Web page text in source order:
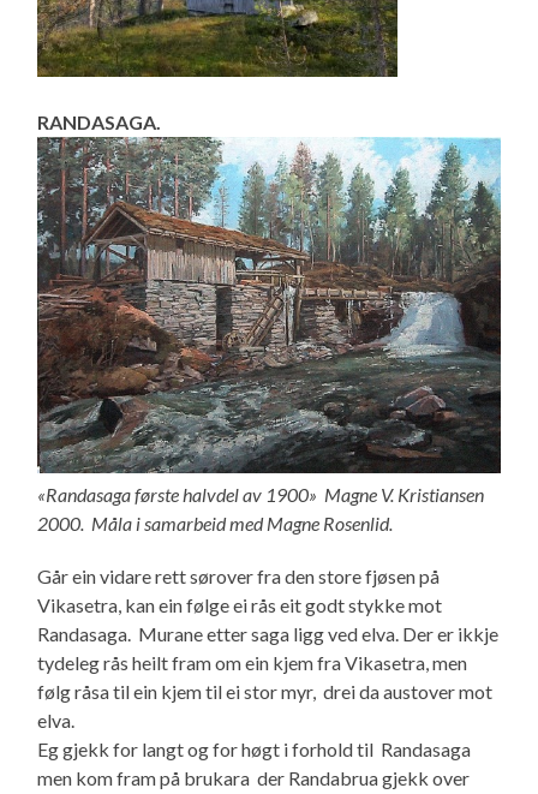
RANDASAGA.
«Randasaga første halvdel av 1900» Magne V. Kristiansen
2000. Måla i samarbeid med Magne Rosenlid.
Går ein vidare rett sørover fra den store fjøsen på
Vikasetra, kan ein følge ei rås eit godt stykke mot
Randasaga. Murane etter saga ligg ved elva. Der er ikkje
tydeleg rås heilt fram om ein kjem fra Vikasetra, men
følg råsa til ein kjem til ei stor myr, drei da austover mot
elva.
Eg gjekk for langt og for høgt i forhold til Randasaga
men kom fram på brukara der Randabrua gjekk over